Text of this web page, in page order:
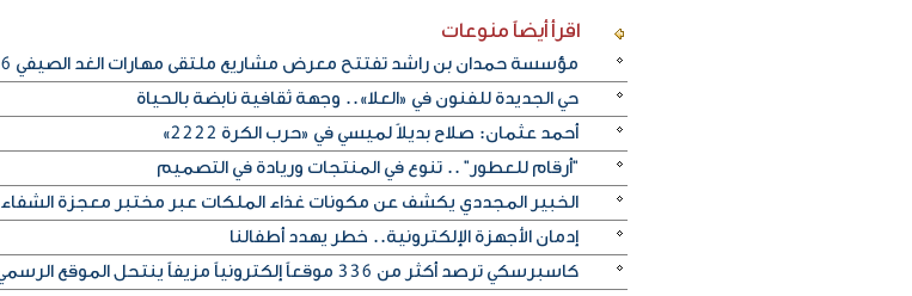
اقرأ أيضاً منوعات
مؤسسة حمدان بن راشد تفتتح معرض مشاريع ملتقى مهارات الغد الصيفي 2026
حي الجديدة للفنون في «العلا».. وجهة ثقافية نابضة بالحياة
أحمد عثمان: صلاح بديلاً لميسي في «حرب الكرة 2222»
"أرقام للعطور" .. تنوع في المنتجات وريادة في التصميم
الخبير المجددي يكشف عن مكونات غذاء الملكات عبر مختبر معجزة الشفاء
إدمان الأجهزة الإلكترونية.. خطر يهدد أطفالنا
كاسبرسكي ترصد أكثر من 336 موقعاً إلكترونياً مزيفاً ينتحل الموقع الرسمي لكأس العالم